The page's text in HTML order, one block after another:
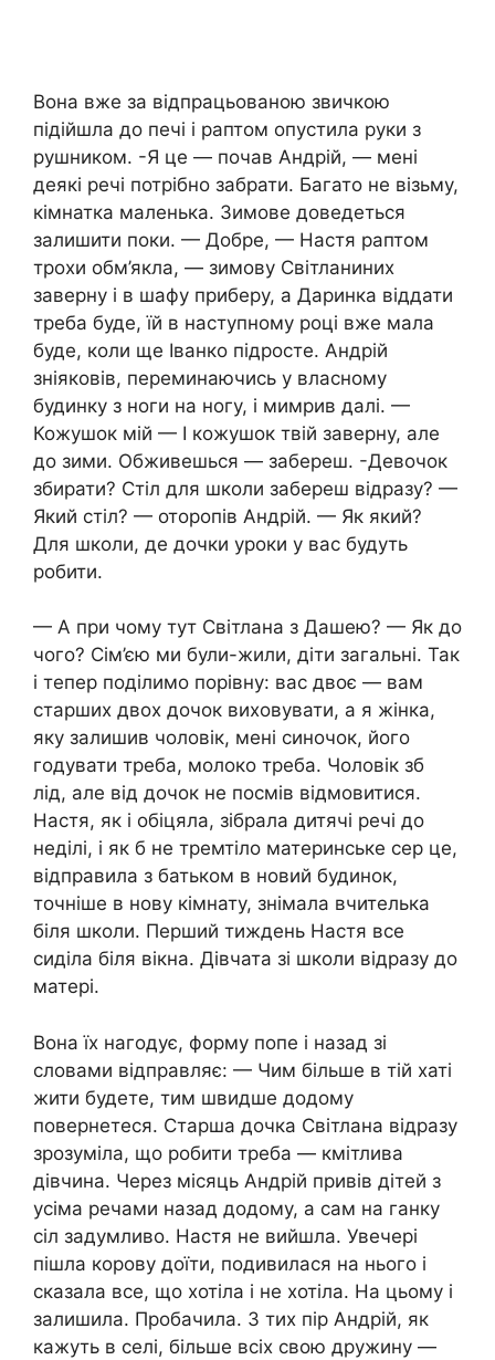
Вона вже за відпрацьованою звичкою
підійшла до печі і раптом опустила руки з
рушником. -Я це — почав Андрій, — мені
деякі речі потрібно забрати. Багато не візьму,
кімнатка маленька. Зимове доведеться
залишити поки. — Добре, — Настя раптом
трохи обм’якла, — зимову Світланиних
заверну і в шафу приберу, а Даринка віддати
треба буде, їй в наступному році вже мала
буде, коли ще Іванко підросте. Андрій
зніяковів, переминаючись у власному
будинку з ноги на ногу, і мимрив далі. —
Кожушок мій — І кожушок твій заверну, але
до зими. Обживешься — забереш. -Девочок
збирати? Стіл для школи забереш відразу? —
Який стіл? — оторопів Андрій. — Як який?
Для школи, де дочки уроки у вас будуть
робити.
— А при чому тут Світлана з Дашею? — Як до
чого? Сім’єю ми були-жили, діти загальні. Так
і тепер поділимо порівну: вас двоє — вам
старших двох дочок виховувати, а я жінка,
яку залишив чоловік, мені синочок, його
годувати треба, молоко треба. Чоловік зб
лід, але від дочок не посмів відмовитися.
Настя, як і обіцяла, зібрала дитячі речі до
неділі, і як б не тремтіло материнське сер це,
відправила з батьком в новий будинок,
точніше в нову кімнату, знімала вчителька
біля школи. Перший тиждень Настя все
сиділа біля вікна. Дівчата зі школи відразу до
матері.
Вона їх нагодує, форму попе і назад зі
словами відправляє: — Чим більше в тій хаті
жити будете, тим швидше додому
повернетеся. Старша дочка Світлана відразу
зрозуміла, що робити треба — кмітлива
дівчина. Через місяць Андрій привів дітей з
усіма речами назад додому, а сам на ганку
сіл задумливо. Настя не вийшла. Увечері
пішла корову доїти, подивилася на нього і
сказала все, що хотіла і не хотіла. На цьому і
залишила. Пробачила. З тих пір Андрій, як
кажуть в селі, більше всіх свою дружину —